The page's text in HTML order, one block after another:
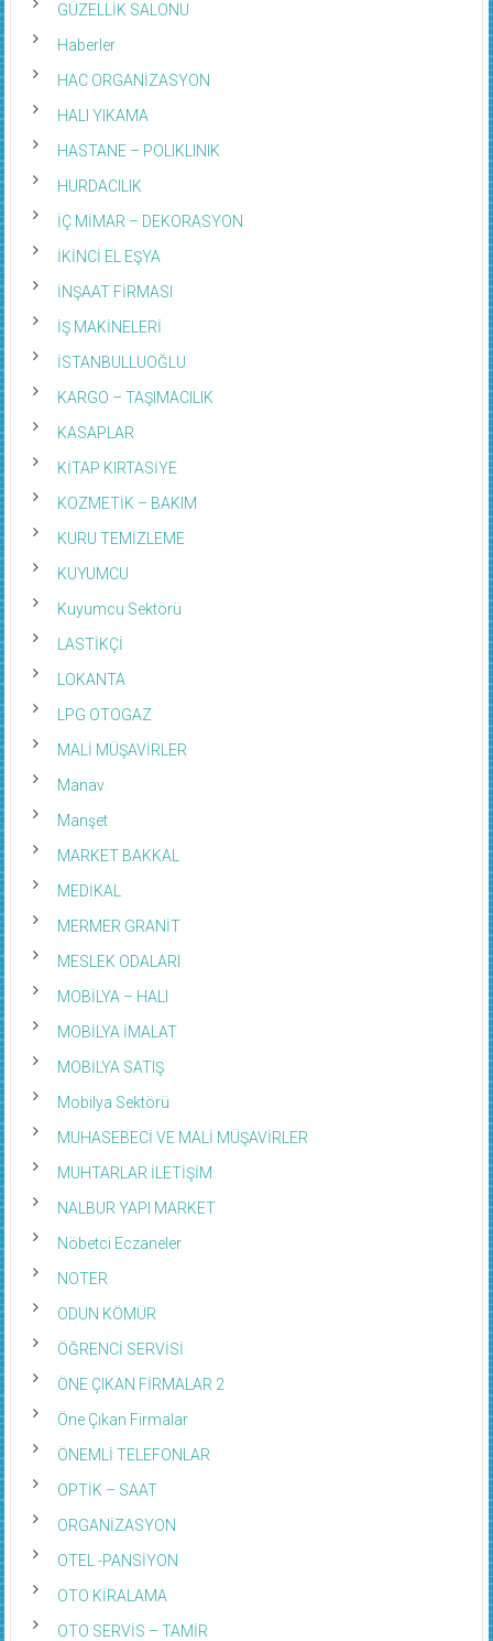
GÜZELLİK SALONU
Haberler
HAC ORGANİZASYON
HALI YIKAMA
HASTANE – POLIKLINIK
HURDACILIK
İÇ MİMAR – DEKORASYON
İKİNCİ EL EŞYA
İNŞAAT FİRMASI
İŞ MAKİNELERİ
İSTANBULLUOĞLU
KARGO – TAŞIMACILIK
KASAPLAR
KİTAP KIRTASİYE
KOZMETİK – BAKIM
KURU TEMİZLEME
KUYUMCU
Kuyumcu Sektörü
LASTİKÇİ
LOKANTA
LPG OTOGAZ
MALİ MÜŞAVİRLER
Manav
Manşet
MARKET BAKKAL
MEDİKAL
MERMER GRANİT
MESLEK ODALARI
MOBİLYA – HALI
MOBİLYA İMALAT
MOBİLYA SATIŞ
Mobilya Sektörü
MUHASEBECİ VE MALİ MÜŞAVİRLER
MUHTARLAR İLETİŞİM
NALBUR YAPI MARKET
Nöbetci Eczaneler
NOTER
ODUN KÖMÜR
ÖĞRENCİ SERVİSİ
ÖNE ÇIKAN FİRMALAR 2
Öne Çıkan Firmalar
ÖNEMLİ TELEFONLAR
OPTİK – SAAT
ORGANİZASYON
OTEL -PANSİYON
OTO KİRALAMA
OTO SERVİS – TAMİR